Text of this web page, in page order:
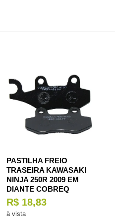
PASTILHA FREIO
TRASEIRA KAWASAKI
NINJA 250R 2009 EM
DIANTE COBREQ
R$ 18,83
à vista